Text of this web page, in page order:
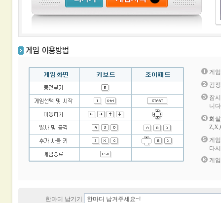
게
검
잠
니
화
게
다
게
한마디 남기기